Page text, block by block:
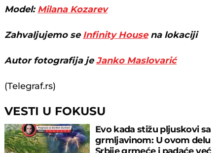
Model:Milana Kozarev
Zahvaljujemo seInfinity Housena lokaciji
Autor fotografija jeJanko Maslovarić
(Telegraf.rs)
VESTI U FOKUSU
Evo kada stižu pljuskovi sa
grmljavinom: U ovom delu
Srbije grmeće i padaće već